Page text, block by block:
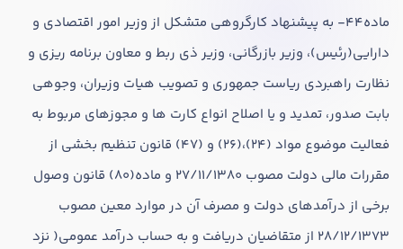
ماده44- به پیشنهاد کارگروهی متشکل از وزیر امور اقتصادی و
دارایی(رئیس)، وزیر بازرگانی، وزیر ذی ربط و معاون برنامه ریزی و
نظارت راهبردی ریاست جمهوری و تصویب هیات وزیران، وجوهی
بابت صدور، تمدید و یا اصلاح انواع کارت ها و مجوزهای مربوط به
فعالیت موضوع مواد (24)،(26) و (47) قانون تنظیم بخشی از
مقررات مالی دولت مصوب 27/11/1380 و ماده(80) قانون وصول
برخی از درآمدهای دولت و مصرف آن در موارد معین مصوب
28/12/1373 از متقاضیان دریافت و به حساب درآمد عمومی( نزد
در صورتی که سابقه دارید ، چه مهارت هایی در حسابداری دارید؟
هدف شما از آموزش چیست ؟